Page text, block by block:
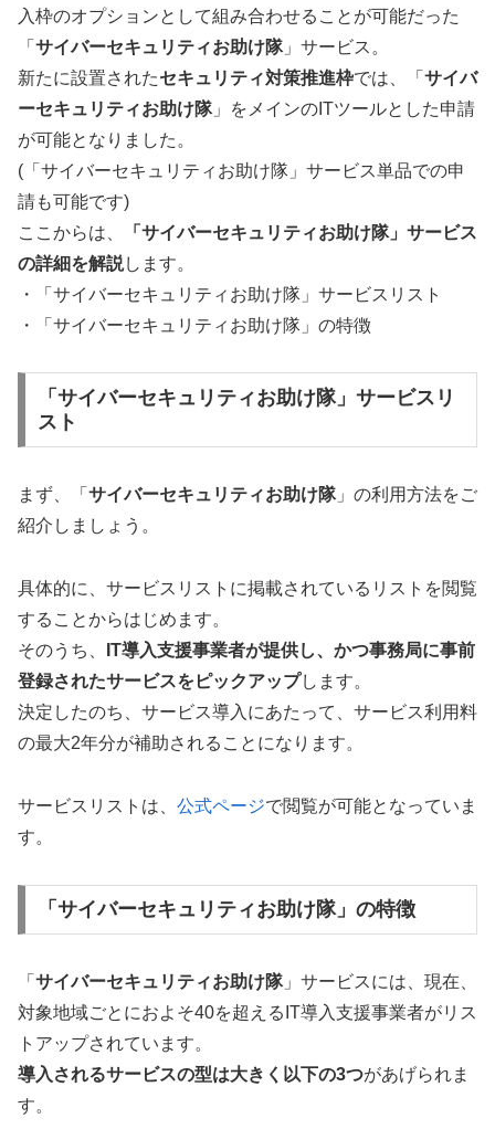
入枠のオプションとして組み合わせることが可能だった
「 サイバーセキュリティお助け隊」サービス。
新たに設置されたセキュリティ対策推進枠では、「 サイバ
ーセキュリティお助け隊」をメインのITツールとした申請
が可能となりました。
(「サイバーセキュリティお助け隊」サービス単品での申
請も可能です)
ここからは、
「サイバーセキュリティお助け隊」サービス
の詳細を解説します。
・「サイバーセキュリティお助け隊」サービスリスト
・「サイバーセキュリティお助け隊」の特徴
「サイバーセキュリティお助け隊」サービスリ
スト
まず、「 サイバーセキュリティお助け隊」の利用方法をご
紹介しましょう。
具体的に、サービスリストに掲載されているリストを閲覧
することからはじめます。
そのうち、
IT導入支援事業者が提供し、かつ事務局に事前
登録されたサービスをピックアップします。
決定したのち、サービス導入にあたって、サービス利用料
の最大2年分が補助されることになります。
サービスリストは、 公式ページで閲覧が可能となっていま
す。
「サイバーセキュリティお助け隊」の特徴
「 サイバーセキュリティお助け隊」サービスには、現在、
対象地域ごとにおよそ40を超えるIT導入支援事業者がリス
トアップされています。
導入されるサービスの型は大きく以下の3つがあげられま
す。